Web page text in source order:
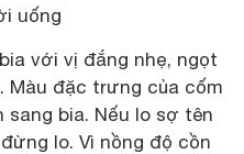
uống
với vị đắng nhẹ, ngọt
Màu đặc trưng của cốm
sang bia. Nếu lo sợ tên
lo. Vì nồng độ cồn